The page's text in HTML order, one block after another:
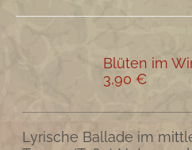
Blüten im
3,90€
Lyrische Ballade im